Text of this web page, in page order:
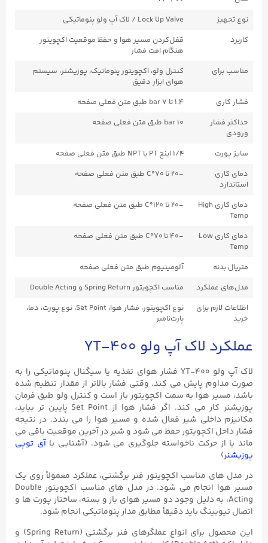
نوع تجهیز
Lock Up Valve / لاک آپ ولو پنوماتیکی
کاربرد
قفل‌کردن مسیر هوا و حفظ موقعیت اکچویتور
هنگام افت فشار
مناسب برای
کنترل ولو، اکچویتور پنوماتیک، پوزیشنر، سیستم
هوای ابزار دقیق
فشار کاری
۱.۴ تا ۷ bar طبق متن فعلی صفحه
حداکثر فشار
ورودی
۱۰ bar طبق متن فعلی صفحه
سایز پورت
۱/۴ اینچ PT یا NPT طبق متن فعلی صفحه
دمای کاری
استاندارد
-۲۰ تا ۷۰°C طبق متن فعلی صفحه
دمای کاری High
Temp
-۲۰ تا ۱۲۰°C طبق متن فعلی صفحه
دمای کاری Low
Temp
-۴۰ تا ۷۰°C طبق متن فعلی صفحه
متریال بدنه
آلومینیوم طبق متن فعلی صفحه
مدل‌های عملکرد
مناسب اکچویتور Spring Return و Double Acting
اطلاعات لازم برای
خرید
نوع اکچویتور، فشار هوا، Set Point، نوع پورت، دما،
پارت‌نامبر
عملکرد لاک آپ ولو YT-۴۰۰
لاک آپ ولو YT-۴۰۰ فشار هوای تغذیه یا سیگنال پنوماتیکی را به
صورت مداوم پایش می کند. وقتی فشار بالاتر از مقدار تنظیم شده
باشد، مسیر هوا به سمت اکچویتور باز است و کنترل ولو طبق فرمان
پوزیشنر کار می کند. اگر فشار هوا از Set Point پایین تر بیاید،
مکانیزم داخلی شیر فعال شده و مسیر هوا را می بندد. در نتیجه
فشار داخل اکچویتور حفظ می شود و شیر در آخرین موقعیت باقی می
ماند یا از حرکت ناخواسته جلوگیری می شود. (آشنایی باآی توپی
پوزیشنر)
در مدل های مناسب اکچویتور فنر برگشتی، عملکرد معمولاً روی یک
مسیر هوا انجام می شود. در مدل های مناسب اکچویتور Double
Acting، به دلیل وجود دو مسیر هوای باز و بسته، ساختار پورت ها و
اتصال تیوبینگ باید دقیقاً مطابق مدار پنوماتیکی انجام شود.
این محصول برای انواع عملگرهای فنر برگشتی (Spring Return) و